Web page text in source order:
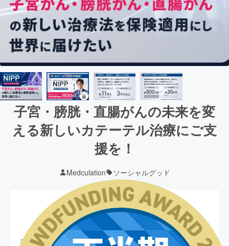
子宮・膀胱・直腸がんの未来を変
える新しいカテーテル治療にご支
援を！
Medculation ソーシャルグッド
現在の支援総額
14,635,500円
292%達成 終了